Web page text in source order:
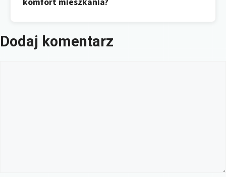
Dodaj komentarz